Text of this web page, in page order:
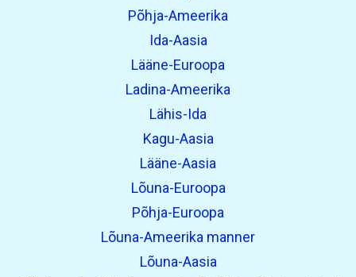
Põhja-Ameerika
Ida-Aasia
Lääne-Euroopa
Ladina-Ameerika
Lähis-Ida
Kagu-Aasia
Lääne-Aasia
Lõuna-Euroopa
Põhja-Euroopa
Lõuna-Ameerika manner
Lõuna-Aasia